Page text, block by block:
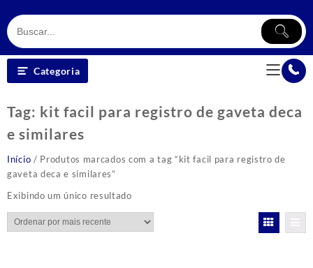
Categoria
Tag: kit facil para registro de gaveta deca
e similares
Início / Produtos marcados com a tag “kit facil para registro de
gaveta deca e similares”
Exibindo um único resultado